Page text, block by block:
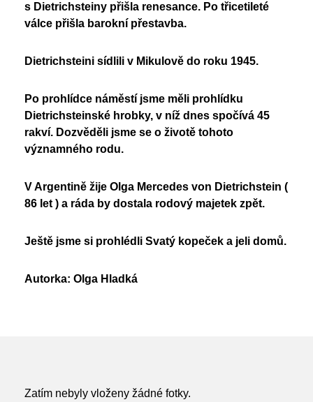
s Dietrichsteiny přišla renesance. Po třicetileté
válce přišla barokní přestavba.
Dietrichsteini sídlili v Mikulově do roku 1945.
Po prohlídce náměstí jsme měli prohlídku
Dietrichsteinské hrobky, v níž dnes spočívá 45
rakví. Dozvěděli jsme se o životě tohoto
významného rodu.
V Argentině žije Olga Mercedes von Dietrichstein (
86 let ) a ráda by dostala rodový majetek zpět.
Ještě jsme si prohlédli Svatý kopeček a jeli domů.
Autorka: Olga Hladká
Zatím nebyly vloženy žádné fotky.